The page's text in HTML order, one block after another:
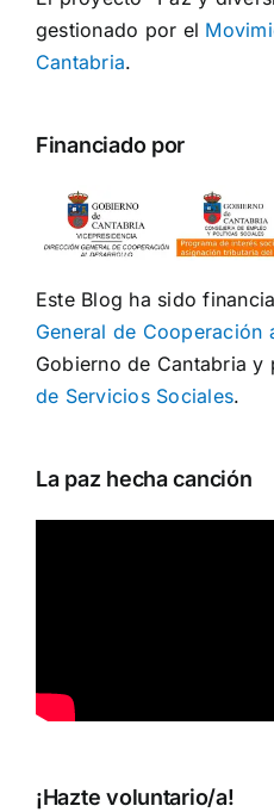
gestionado por el
Cantabria.
Financiado por
Este Blog ha sido
General de Cooperación
Gobierno de Cantabria y
de Servicios Sociales.
La paz hecha canción
¡Hazte voluntario/a!